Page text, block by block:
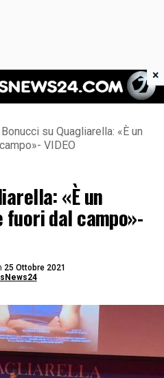
News 24
Bonucci su Quagliarella: «È un
VIDEO
«È un
fuori dal campo»-
25 Ottobre 2021
×